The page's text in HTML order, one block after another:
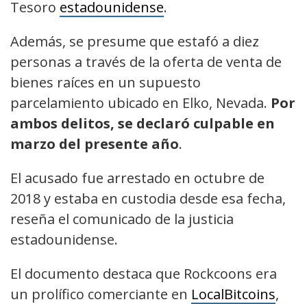
Tesoro estadounidense.
Además, se presume que estafó a diez
personas a través de la oferta de venta de
bienes raíces en un supuesto
parcelamiento ubicado en Elko, Nevada. Por
ambos delitos, se declaró culpable en
marzo del presente año.
El acusado fue arrestado en octubre de
2018 y estaba en custodia desde esa fecha,
reseña el comunicado de la justicia
estadounidense.
El documento destaca que Rockcoons era
un prolífico comerciante en LocalBitcoins,